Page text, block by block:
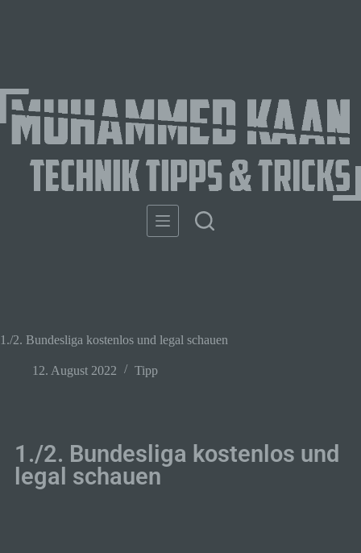
1./2. Bundesliga kostenlos und legal schauen
12. August 2022 Tipp
1./2. Bundesliga kostenlos und
legal schauen